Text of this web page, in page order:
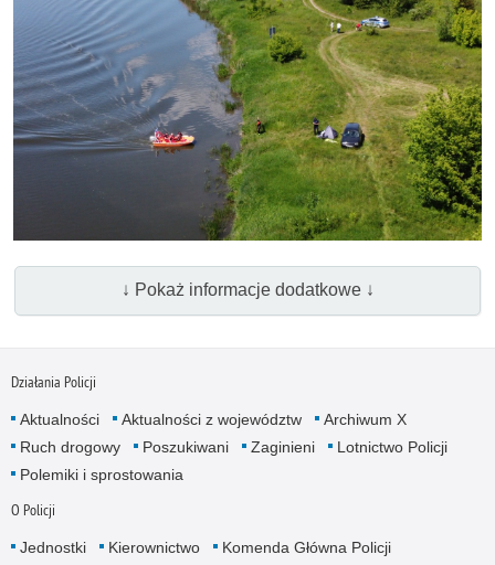
↓ Pokaż informacje dodatkowe ↓
Działania Policji
Aktualności Aktualności z województw
Archiwum X
Ruch drogowy
Poszukiwani Zaginieni
Lotnictwo Policji
Polemiki i sprostowania
O Policji
Jednostki Kierownictwo
Komenda Główna Policji